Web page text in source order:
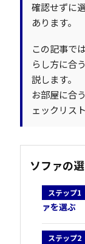
確認せずに
あります。
この記事で
らし方に合
説します。
お部屋に合
ェックリス
ソファの
ステップ1
ァを選ぶ
ステップ2